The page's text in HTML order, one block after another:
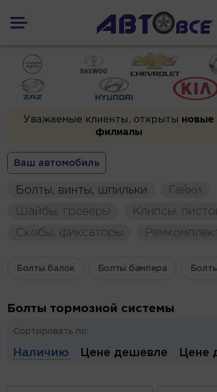
Уважаемые клиенты, открыты новые
филиалы
Ваш автомобиль
Болты, винты, шпильки
Гайки
Шайбы, гроверы
Клипсы,
Скобы, фиксаторы
Болты балок Болты бампера
Болты тормозной системы
Сортировать по:
Наличию Цене дешевле Цене